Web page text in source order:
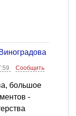
Сообщить
большое
-